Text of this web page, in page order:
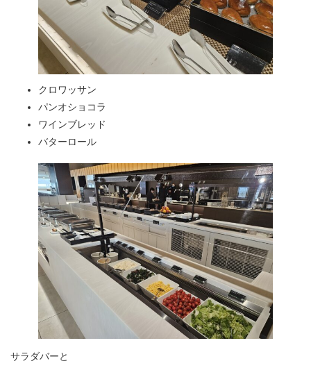
クロワッサン
パンオショコラ
ワインブレッド
バターロール
サラダバーと